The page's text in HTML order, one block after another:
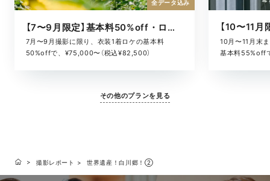
【7〜9月限定】基本料50%off・ロケキャンペーン
7月〜9月撮影に限り、衣装1着ロケの基本料
50%offで、¥75,000〜（税込¥82,500）
全データ込み
10月〜11月末
基本料55%off
その他のプランを見る
撮影レポート 世界遺産！白川郷！②